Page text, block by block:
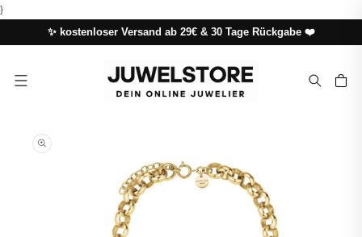
}
INHALT✨ kostenloser Versand ab 29€ & 30 Tage Rückgabe ❤️